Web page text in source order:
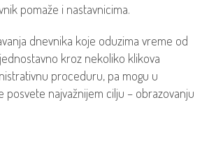
pomaže i nastavnicima.
dnevnika koje oduzima vreme od
kroz nekoliko klikova
proceduru, pa mogu u
posvete najvažnijem cilju – obrazovanju